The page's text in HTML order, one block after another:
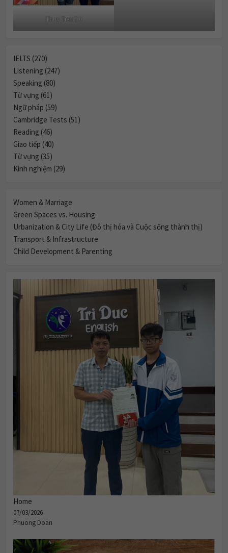
Thuy Tien 7.0
IELTS (270)
Listening (247)
Speaking (80)
Từ vựng (61)
Ngữ pháp (59)
Cambridge Tests (51)
Reading (46)
Giao tiếp (40)
Từ vựng (35)
Kinh nghiệm (29)
Women & Marriage
Green Spaces vs. Housing
Urbanization & City Life (Đô thị hóa và Cuộc sống thành thị)
Transport & Infrastructure
Child Development & Parenting
Home
07/03/2026
Phuong Doan